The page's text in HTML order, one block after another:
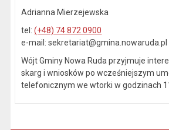
Adrianna Mierzejewska
tel:(+48) 74 872 0900
e-mail: sekretariat@gmina.nowaruda.pl
Wójt Gminy Nowa Ruda przyjmuje
skarg i wniosków po wcześniejszym
telefonicznym we wtorki w godzinach